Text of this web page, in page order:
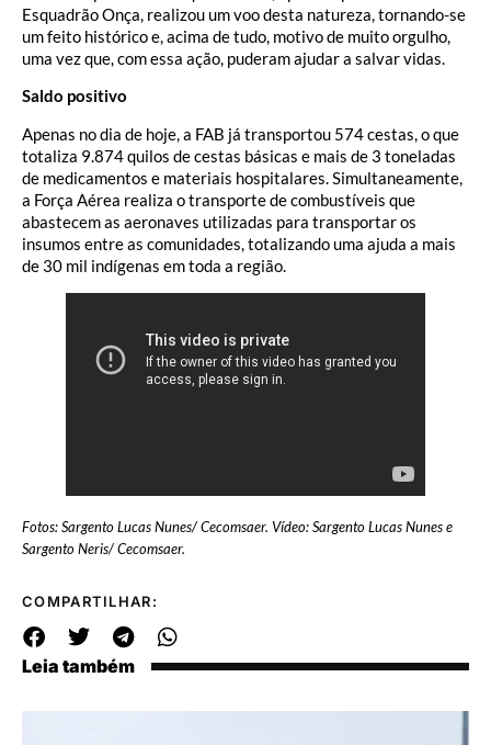
Esquadrão Onça, realizou um voo desta natureza, tornando-se
um feito histórico e, acima de tudo, motivo de muito orgulho,
uma vez que, com essa ação, puderam ajudar a salvar vidas.
Saldo positivo
Apenas no dia de hoje, a FAB já transportou 574 cestas, o que
totaliza 9.874 quilos de cestas básicas e mais de 3 toneladas
de medicamentos e materiais hospitalares. Simultaneamente,
a Força Aérea realiza o transporte de combustíveis que
abastecem as aeronaves utilizadas para transportar os
insumos entre as comunidades, totalizando uma ajuda a mais
de 30 mil indígenas em toda a região.
Fotos: Sargento Lucas Nunes/ Cecomsaer. Vídeo: Sargento Lucas Nunes e
Sargento Neris/ Cecomsaer.
COMPARTILHAR:
Leia também